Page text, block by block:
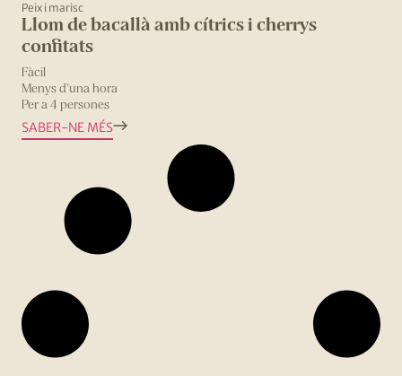
Peix i marisc
Llom de bacallà amb cítrics i cherrys
confitats
Fàcil
Menys d'una hora
Per a 4 persones
SABER-NE MÉS